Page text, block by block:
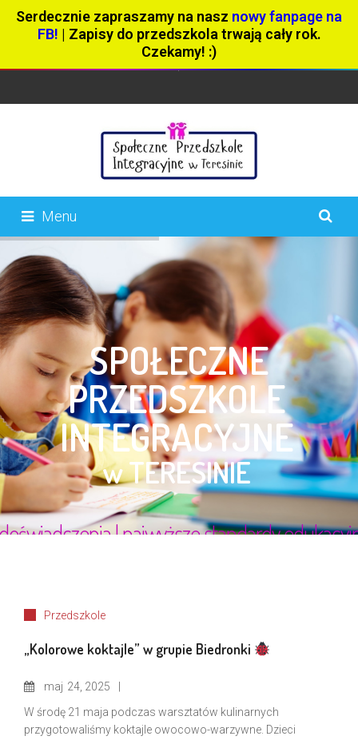
Serdecznie zapraszamy na nasz nowy fanpage na
FB! | Zapisy do przedszkola trwają cały rok.
Czekamy! :)
Menu
Przedszkole
„Kolorowe koktajle” w grupie Biedronki
maj 24, 2025
W środę 21 maja podczas warsztatów kulinarnych
przygotowaliśmy koktajle owocowo-warzywne. Dzieci